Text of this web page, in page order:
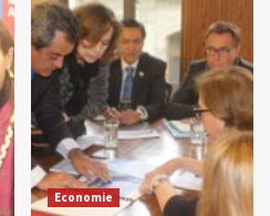
Economie